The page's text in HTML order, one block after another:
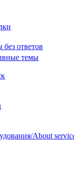
без ответов
темы
About